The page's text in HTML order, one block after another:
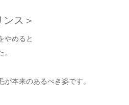
ス＞
やめると
本来のあるべき姿です。